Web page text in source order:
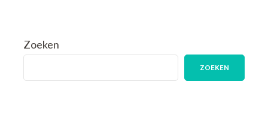
Zoeken
ZOEKEN